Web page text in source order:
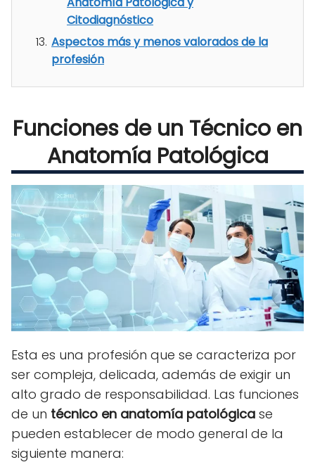
Citodiagnóstico
Aspectos más y menos valorados de la
profesión
Funciones de un Técnico en
Anatomía Patológica
Esta es una profesión que se caracteriza por
ser compleja, delicada, además de exigir un
alto grado de responsabilidad. Las funciones
de un técnico en anatomía patológica se
pueden establecer de modo general de la
siguiente manera: